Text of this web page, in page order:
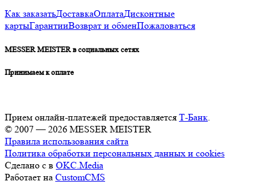
Как заказатьДоставкаОплатаДисконтные
картыГарантииВозврат и обменПожаловаться
MESSER MEISTER в социальных сетях
Принимаем к оплате
Прием онлайн-платежей предоставляется Т-Банк.
© 2007 — 2026 MESSER MEISTER
Правила использования сайта
Политика обработки персональных данных и cookies
Сделано с в OKC.Media
Работает на CustomCMS